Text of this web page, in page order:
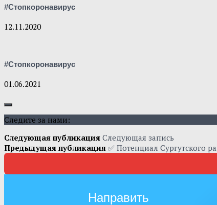
#Стопкоронавирус
12.11.2020
#Стопкоронавирус
01.06.2021
Следите за нами:
Следующая публикация Следующая запись
Предыдущая публикация ✅ Потенциал Сургутского
Направить